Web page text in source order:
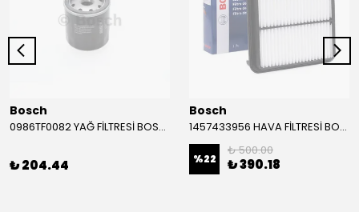
Bosch
0986TF0082 YAĞ FİLTRESİ BOSCH
₺ 204.44
Bosch
1457433956 HAVA FİLTRESİ BOSCH
%22
₺ 500.00
₺ 390.18